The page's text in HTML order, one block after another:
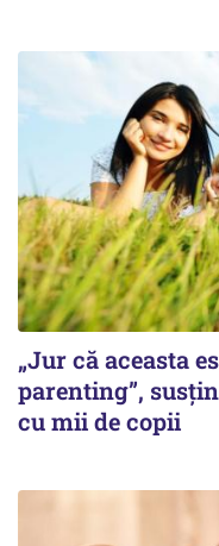
„Jur că aceasta
parenting”,
cu mii de copii